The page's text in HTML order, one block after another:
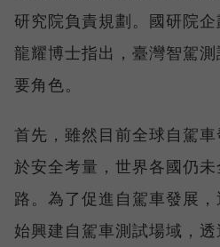
研究院負責規劃。國研院
龍耀博士指出，臺灣智駕
要角色。
首先，雖然目前全球自駕
於安全考量，世界各國仍
路。為了促進自駕車發展
始興建自駕車測試場域，